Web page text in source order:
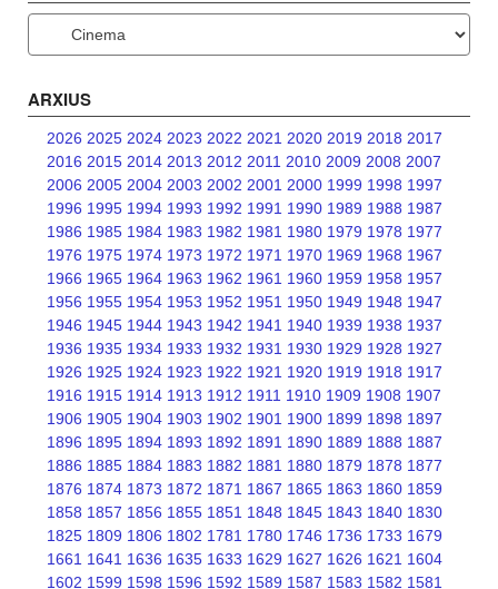
ARXIUS
2026 2025 2024 2023 2022 2021 2020 2019 2018 2017
2016 2015 2014 2013 2012 2011 2010 2009 2008 2007
2006 2005 2004 2003 2002 2001 2000 1999 1998 1997
1996 1995 1994 1993 1992 1991 1990 1989 1988 1987
1986 1985 1984 1983 1982 1981 1980 1979 1978 1977
1976 1975 1974 1973 1972 1971 1970 1969 1968 1967
1966 1965 1964 1963 1962 1961 1960 1959 1958 1957
1956 1955 1954 1953 1952 1951 1950 1949 1948 1947
1946 1945 1944 1943 1942 1941 1940 1939 1938 1937
1936 1935 1934 1933 1932 1931 1930 1929 1928 1927
1926 1925 1924 1923 1922 1921 1920 1919 1918 1917
1916 1915 1914 1913 1912 1911 1910 1909 1908 1907
1906 1905 1904 1903 1902 1901 1900 1899 1898 1897
1896 1895 1894 1893 1892 1891 1890 1889 1888 1887
1886 1885 1884 1883 1882 1881 1880 1879 1878 1877
1876 1874 1873 1872 1871 1867 1865 1863 1860 1859
1858 1857 1856 1855 1851 1848 1845 1843 1840 1830
1825 1809 1806 1802 1781 1780 1746 1736 1733 1679
1661 1641 1636 1635 1633 1629 1627 1626 1621 1604
1602 1599 1598 1596 1592 1589 1587 1583 1582 1581